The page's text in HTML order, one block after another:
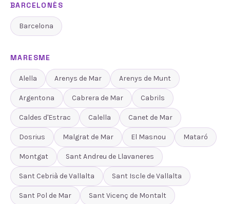
BARCELONÈS
Barcelona
MARESME
Alella Arenys de Mar Arenys de Munt
Argentona Cabrera de Mar Cabrils
Caldes d'Estrac Calella Canet de Mar
Dosrius Malgrat de Mar El Masnou Mataró
Montgat Sant Andreu de Llavaneres
Sant Cebrià de Vallalta Sant Iscle de Vallalta
Sant Pol de Mar Sant Vicenç de Montalt